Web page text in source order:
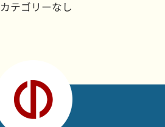
カテゴリーなし